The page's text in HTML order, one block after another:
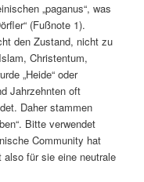
„paganus“, was
(Fußnote 1).
den Zustand, nicht zu
Christentum,
„Heide“ oder
Jahrzehnten oft
Daher stammen
Bitte verwendet
Community hat
für sie eine neutrale